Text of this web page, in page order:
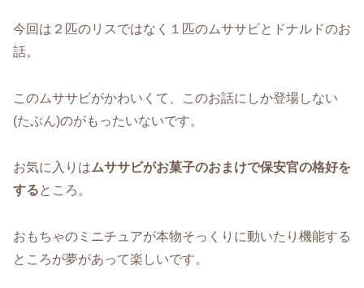
今回は２匹のリスではなく１匹のムササビとドナルドのお
話。
このムササビがかわいくて、このお話にしか登場しない
(たぶん)のがもったいないです。
お気に入りはムササビがお菓子のおまけで保安官の格好を
するところ。
おもちゃのミニチュアが本物そっくりに動いたり機能する
ところが夢があって楽しいです。